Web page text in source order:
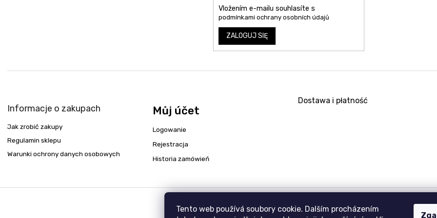
Tento web používá soubory cookie. Dalším procházením
Vložením e-mailu souhlasíte s
podmínkami ochrany osobních údajů
ZALOGUJ SIĘ
Informacje o zakupach
Jak zrobić zakupy
Regulamin sklepu
Warunki ochrony danych osobowych
Můj účet
Logowanie
Rejestracja
Historia zamówień
Dostawa i płatność